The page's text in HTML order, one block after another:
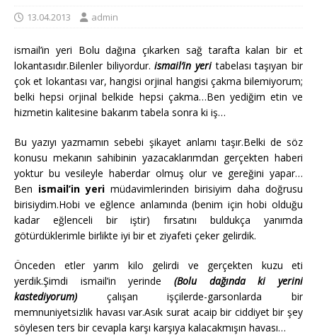
13.04.2013 admin
ismail’in yeri Bolu dağına çıkarken sağ tarafta kalan bir et
lokantasıdır.Bilenler biliyordur.ismail’in yeritabelası taşıyan bir
çok et lokantası var, hangisi orjinal hangisi çakma bilemiyorum;
belki hepsi orjinal belkide hepsi çakma…Ben yediğim etin ve
hizmetin kalitesine bakarım tabela sonra ki iş…
Bu yazıyı yazmamın sebebi şikayet anlamı taşır.Belki de söz
konusu mekanın sahibinin yazacaklarımdan gerçekten haberi
yoktur bu vesileyle haberdar olmuş olur ve gereğini yapar…
Ben ismail’in yeri müdavimlerinden birisiyim daha doğrusu
birisiydim.Hobi ve eğlence anlamında (benim için hobi olduğu
kadar eğlenceli bir iştir) fırsatını buldukça yanımda
götürdüklerimle birlikte iyi bir et ziyafeti çeker gelirdik.
Önceden etler yarım kilo gelirdi ve gerçekten kuzu eti
yerdik.Şimdi ismail’in yerinde (Bolu dağında ki yerini
kastediyorum) çalışan işçilerde-garsonlarda bir
memnuniyetsizlik havası var.Asık surat acaip bir ciddiyet bir şey
söylesen ters bir cevapla karşı karşıya kalacakmışın havası…